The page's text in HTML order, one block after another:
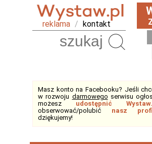
reklama / kontakt
Masz konto na Facebooku? Jeśli
w rozwoju darmowego serwisu
możesz udostępnić
obserwować/polubić nasz
dziękujemy!